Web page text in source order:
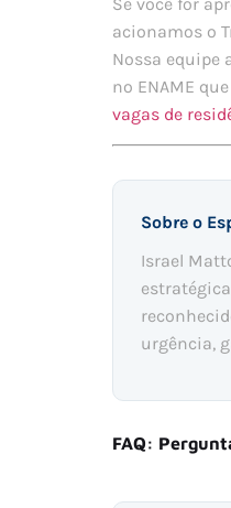
Se você for
acionamos o
Nossa equipe
no ENAME
vagas de
Sobre o
Israel
urgência,
FAQ: